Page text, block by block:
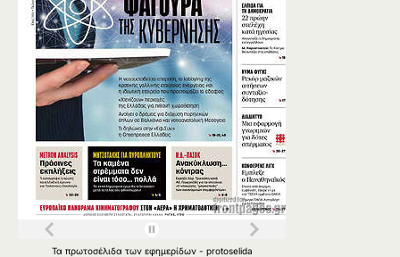
Τα πρωτοσέλιδα των εφημερίδων - protoselida